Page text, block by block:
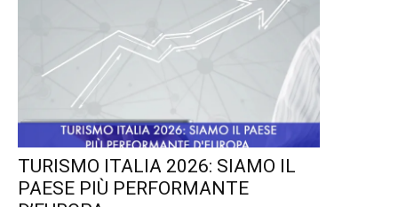
TURISMO ITALIA 2026: SIAMO IL
PAESE PIÙ PERFORMANTE